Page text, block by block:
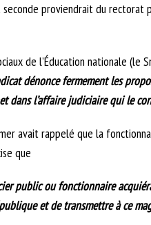
Et la seconde
de l’Éducation nationale
dénonce fermement les
dans l’affaire judiciaire qui le
avait rappelé que la
que
public ou fonctionnaire
et de transmettre à ce